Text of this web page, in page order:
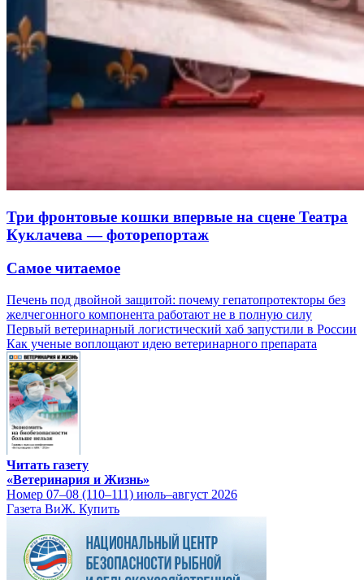
Три фронтовые кошки впервые на сцене Театра
Куклачева — фоторепортаж
Самое читаемое
Печень под двойной защитой: почему гепатопротекторы без
желчегонного компонента работают не в полную силу
Первый ветеринарный логистический хаб запустили в России
Как ученые воплощают идею ветеринарного препарата
Читать газету
«Ветеринария и Жизнь»
Номер 07–08 (110–111) июль–август 2026
Газета ВиЖ. Купить